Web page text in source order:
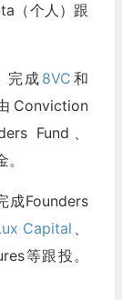
（个人）跟
完成 8VC 和
Conviction
Fund、
成Founders
Capital 、
等跟投。